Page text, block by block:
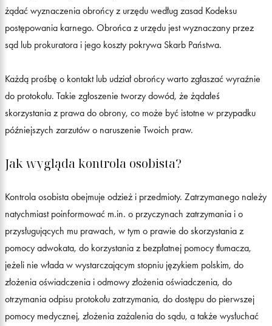
żądać wyznaczenia obrońcy z urzędu według zasad Kodeksu
postępowania karnego. Obrońca z urzędu jest wyznaczany przez
sąd lub prokuratora i jego koszty pokrywa Skarb Państwa.
Każdą prośbę o kontakt lub udział obrońcy warto zgłaszać wyraźnie
do protokołu. Takie zgłoszenie tworzy dowód, że żądałeś
skorzystania z prawa do obrony, co może być istotne w przypadku
późniejszych zarzutów o naruszenie Twoich praw.
Jak wygląda kontrola osobista?
Kontrola osobista obejmuje odzież i przedmioty. Zatrzymanego należy
natychmiast poinformować m.in. o przyczynach zatrzymania i o
przysługujących mu prawach, w tym o prawie do skorzystania z
pomocy adwokata, do korzystania z bezpłatnej pomocy tłumacza,
jeżeli nie włada w wystarczającym stopniu językiem polskim, do
złożenia oświadczenia i odmowy złożenia oświadczenia, do
otrzymania odpisu protokołu zatrzymania, do dostępu do pierwszej
pomocy medycznej, złożenia zażalenia do sądu, a także wysłuchać